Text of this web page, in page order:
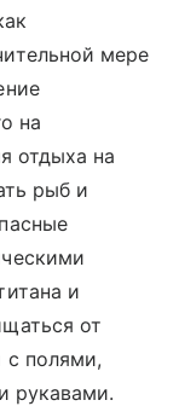
мере
на
отдыха на
рыб и
и
от
полями,
рукавами.